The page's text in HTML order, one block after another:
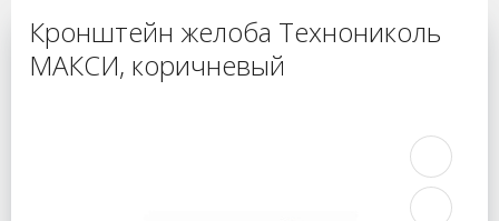
Кронштейн желоба Технониколь
МАКСИ, коричневый